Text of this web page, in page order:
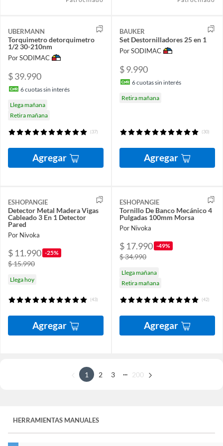
UBERMANN
Torquimetro detorquimetro
1/2 30-210nm
Por SODIMAC
$ 39.990
6cuotas sin interés
Llega mañana
Retira mañana
(37)
Agregar
BAUKER
Set Destornilladores 25 en 1
Por SODIMAC
$ 9.990
6cuotas sin interés
Retira mañana
(30)
Agregar
ESHOPANGIE
Detector Metal Madera Vigas
Cableado 3 En 1 Detector
Pared
Por Nivoka
$ 11.990 -25%
$ 15.990
Llega hoy
(43)
Agregar
ESHOPANGIE
Tornillo De Banco Mecánico 4
Pulgadas 100mm Morsa
Por Nivoka
$ 17.990 -49%
$ 34.990
Llega mañana
Retira mañana
(42)
Agregar
1 2 3 200
HERRAMIENTAS MANUALES